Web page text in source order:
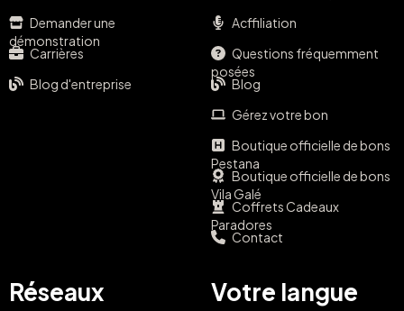
Demander une
démonstration
Carrières
Blog d'entreprise
Acffiliation
Questions fréquemment
posées
Blog
Gérez votre bon
Boutique officielle de bons
Pestana
Boutique officielle de bons
Vila Galé
Coffrets Cadeaux
Paradores
Contact
Réseaux
Votre langue